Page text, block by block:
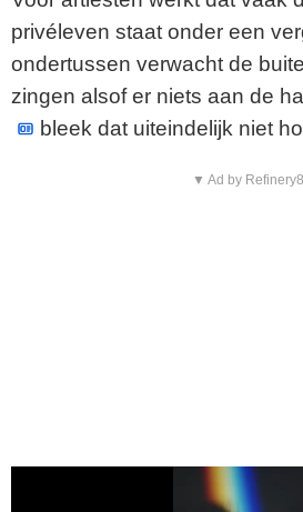
privéleven staat onder een
ondertussen verwacht de
zingen alsof er niets aan de
bleek dat uiteindelijk niet
▼ Ad by